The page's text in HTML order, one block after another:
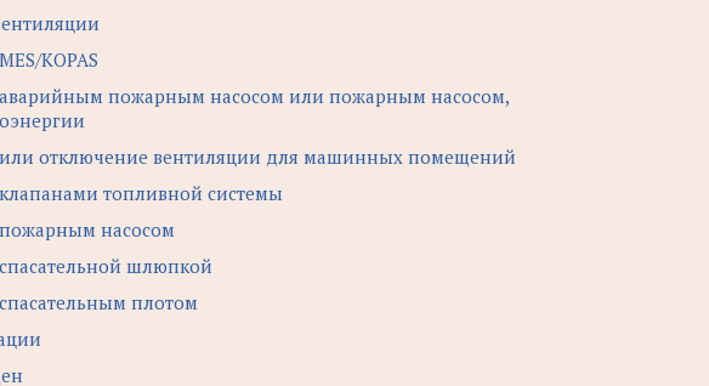
KOPAS
пожарным насосом или пожарным насосом,
отключение вентиляции для машинных помещений
топливной системы
насосом
шлюпкой
плотом